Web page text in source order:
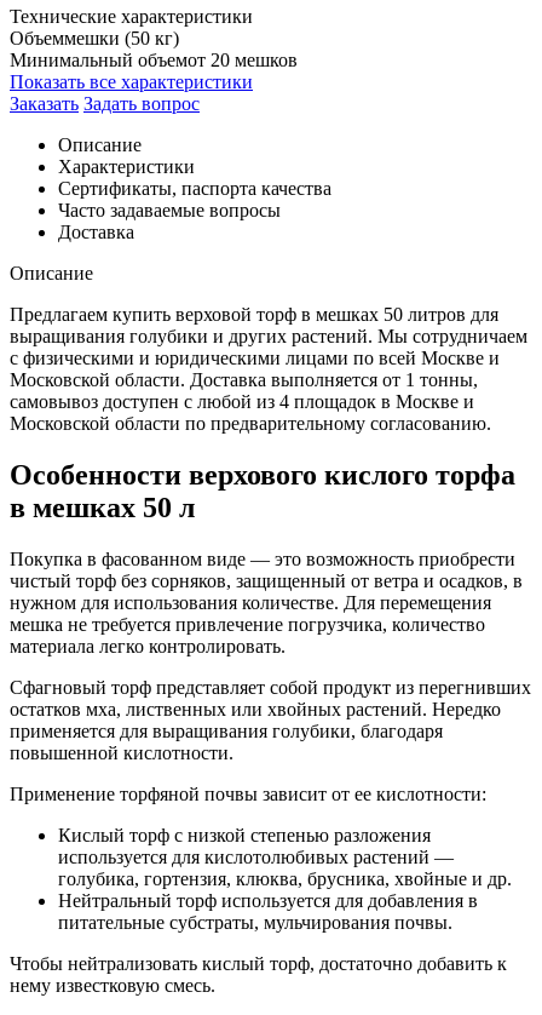
Технические характеристики
Объеммешки (50 кг)
Минимальный объемот 20 мешков
Показать все характеристики
Заказать Задать вопрос
Описание
Характеристики
Сертификаты, паспорта качества
Часто задаваемые вопросы
Доставка
Описание
Предлагаем купить верховой торф в мешках 50 литров для
выращивания голубики и других растений. Мы сотрудничаем
с физическими и юридическими лицами по всей Москве и
Московской области. Доставка выполняется от 1 тонны,
самовывоз доступен с любой из 4 площадок в Москве и
Московской области по предварительному согласованию.
Особенности верхового кислого торфа
в мешках 50 л
Покупка в фасованном виде — это возможность приобрести
чистый торф без сорняков, защищенный от ветра и осадков, в
нужном для использования количестве. Для перемещения
мешка не требуется привлечение погрузчика, количество
материала легко контролировать.
Сфагновый торф представляет собой продукт из перегнивших
остатков мха, лиственных или хвойных растений. Нередко
применяется для выращивания голубики, благодаря
повышенной кислотности.
Применение торфяной почвы зависит от ее кислотности:
Кислый торф с низкой степенью разложения
используется для кислотолюбивых растений —
голубика, гортензия, клюква, брусника, хвойные и др.
Нейтральный торф используется для добавления в
питательные субстраты, мульчирования почвы.
Чтобы нейтрализовать кислый торф, достаточно добавить к
нему известковую смесь.